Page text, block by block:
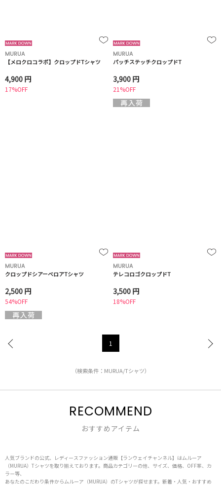
MURUA
【メロクロコラボ】クロップドTシャツ
4,900 円
17%OFF
MURUA
パッチステッチクロップドT
3,900 円
21%OFF
MURUA
クロップドシアーベロアTシャツ
2,500 円
54%OFF
MURUA
テレコロゴクロップドT
3,500 円
18%OFF
1
（検索条件：MURUA/Tシャツ）
RECOMMEND
おすすめアイテム
人気ブランドの公式、レディースファッション通販【ランウェイチャンネル】はムルーア
（MURUA）Tシャツを取り揃えております。商品カテゴリーの他、サイズ、価格、OFF率、カ
ラー等、
あなたのこだわり条件からムルーア（MURUA）のTシャツが探せます。新着・人気・おすすめ